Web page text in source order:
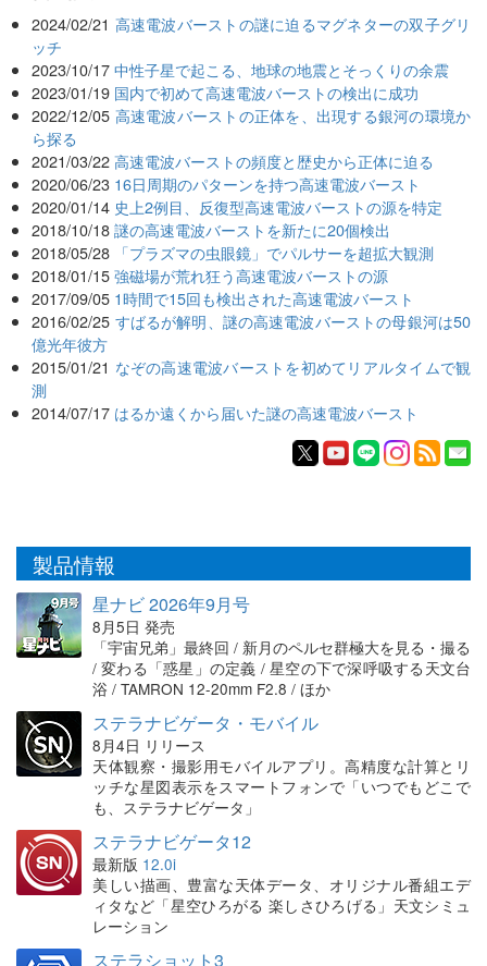
2024/02/21 高速電波バーストの謎に迫るマグネターの双子グリ
ッチ
2023/10/17 中性子星で起こる、地球の地震とそっくりの余震
2023/01/19 国内で初めて高速電波バーストの検出に成功
2022/12/05 高速電波バーストの正体を、出現する銀河の環境か
ら探る
2021/03/22 高速電波バーストの頻度と歴史から正体に迫る
2020/06/23 16日周期のパターンを持つ高速電波バースト
2020/01/14 史上2例目、反復型高速電波バーストの源を特定
2018/10/18 謎の高速電波バーストを新たに20個検出
2018/05/28 「プラズマの虫眼鏡」でパルサーを超拡大観測
2018/01/15 強磁場が荒れ狂う高速電波バーストの源
2017/09/05 1時間で15回も検出された高速電波バースト
2016/02/25 すばるが解明、謎の高速電波バーストの母銀河は50
億光年彼方
2015/01/21 なぞの高速電波バーストを初めてリアルタイムで観
測
2014/07/17 はるか遠くから届いた謎の高速電波バースト
製品情報
星ナビ 2026年9月号
8月5日 発売
「宇宙兄弟」最終回 / 新月のペルセ群極大を見る・撮る
/ 変わる「惑星」の定義 / 星空の下で深呼吸する天文台
浴 / TAMRON 12-20mm F2.8 / ほか
ステラナビゲータ・モバイル
8月4日 リリース
天体観察・撮影用モバイルアプリ。高精度な計算とリ
ッチな星図表示をスマートフォンで「いつでもどこで
も、ステラナビゲータ」
ステラナビゲータ12
最新版 12.0i
美しい描画、豊富な天体データ、オリジナル番組エデ
ィタなど「星空ひろがる 楽しさひろげる」天文シミュ
レーション
ステラショット3